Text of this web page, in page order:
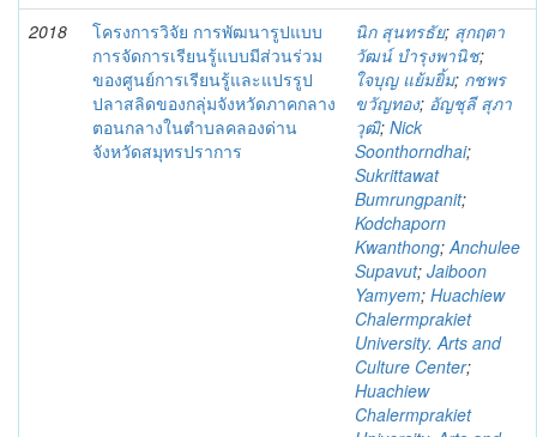
2018
โครงการวิจัย การพัฒนารูปแบบ
การจัดการเรียนรู้แบบมีส่วนร่วม
ของศูนย์การเรียนรู้และแปรรูป
ปลาสลิดของกลุ่มจังหวัดภาคกลาง
ตอนกลางในตำบลคลองด่าน
จังหวัดสมุทรปราการ
นิก สุนทรธัย; สุกฤตา
วัฒน์ บำรุงพานิช;
ใจบุญ แย้มยิ้ม; กชพร
ขวัญทอง; อัญชุลี สุภา
วุฒิ; Nick
Soonthorndhai;
Sukrittawat
Bumrungpanit;
Kodchaporn
Kwanthong;Anchulee
Supavut; Jaiboon
Yamyem; Huachiew
Chalermprakiet
University. Arts and
Culture Center;
Huachiew
Chalermprakiet